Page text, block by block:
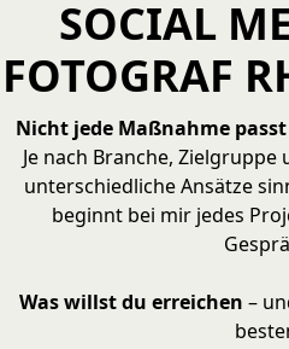
SOCIAL
FOTOGRAF
Nicht jede Maßnahme
Je nach Branche,
unterschiedliche Ansätze
beginnt bei mir jedes
Was willst du erreichen –